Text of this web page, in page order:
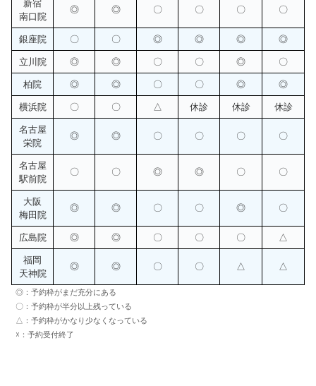
新宿
南口院
◎ ◎ 〇 〇 〇 〇
銀座院 〇 〇 ◎ ◎ ◎ ◎
立川院 ◎ ◎ 〇 〇 ◎ 〇
柏院 ◎ ◎ 〇 〇 ◎ ◎
横浜院 〇 〇 △ 休診 休診 休診
名古屋
栄院
◎ ◎ 〇 〇 〇 〇
名古屋
駅前院
〇 〇 ◎ ◎ 〇 〇
大阪
梅田院
◎ ◎ 〇 〇 ◎ 〇
広島院 ◎ ◎ 〇 〇 〇 △
福岡
天神院
◎ ◎ 〇 〇 △ △
◎：予約枠がまだ充分にある
〇：予約枠が半分以上残っている
△：予約枠がかなり少なくなっている
☓：予約受付終了